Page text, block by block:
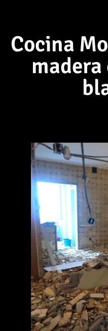
Cocina
madera